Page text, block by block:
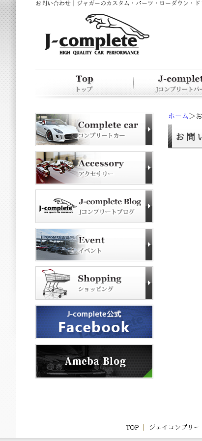
お問い合わせ ジャガーのカスタム・パーツ・ローダウン・
ホーム ＞
お問
TOP ジェイコンプリー